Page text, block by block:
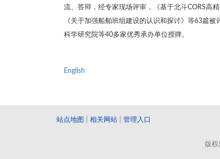
流、答辩，经专家现场评审，《基于北斗CORS高
《关于加强船舶班组建设的认识和探讨》等63篇
科学研究院等40多家优秀承办单位授牌。
English
站点地图 相关网站 管理入口
版